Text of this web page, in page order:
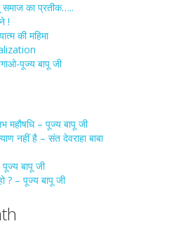
समाज का प्रतीक…..
!
की महिमा
पूज्य बापू जी
महौषधि – पूज्य बापू जी
नहीं है – संत देवराहा बाबा
पूज्य बापू जी
? – पूज्य बापू जी